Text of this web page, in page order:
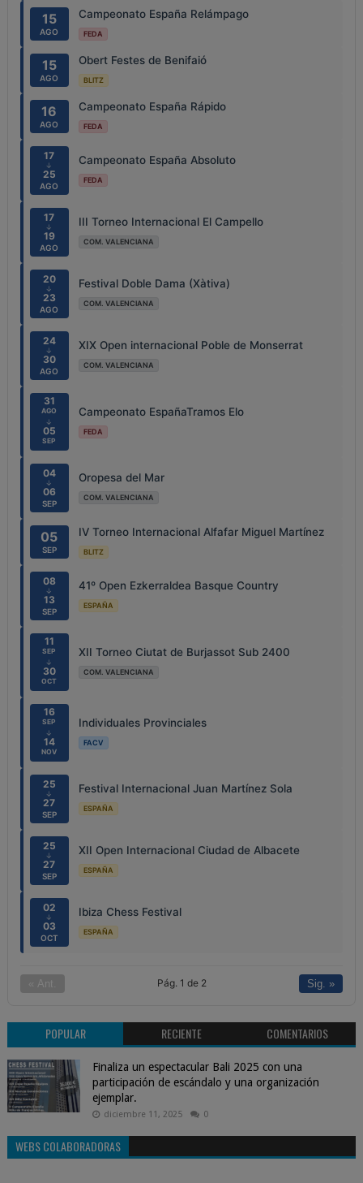
15
AGO
Campeonato España Relámpago
FEDA
15
AGO
Obert Festes de Benifaió
BLITZ
16
AGO
Campeonato España Rápido
FEDA
17
↓
25
AGO
Campeonato España Absoluto
FEDA
17
↓
19
AGO
III Torneo Internacional El Campello
COM. VALENCIANA
20
↓
23
AGO
Festival Doble Dama (Xàtiva)
COM. VALENCIANA
24
↓
30
AGO
XIX Open internacional Poble de Monserrat
COM. VALENCIANA
31
AGO
↓
05
SEP
Campeonato EspañaTramos Elo
FEDA
04
↓
06
SEP
Oropesa del Mar
COM. VALENCIANA
05
SEP
IV Torneo Internacional Alfafar Miguel Martínez
BLITZ
08
↓
13
SEP
41º Open Ezkerraldea Basque Country
ESPAÑA
11
SEP
↓
30
OCT
XII Torneo Ciutat de Burjassot Sub 2400
COM. VALENCIANA
16
SEP
↓
14
NOV
Individuales Provinciales
FACV
25
↓
27
SEP
Festival Internacional Juan Martínez Sola
ESPAÑA
25
↓
27
SEP
XII Open Internacional Ciudad de Albacete
ESPAÑA
02
↓
03
OCT
Ibiza Chess Festival
ESPAÑA
« Ant. Pág. 1 de 2 Sig. »
POPULAR RECIENTE COMENTARIOS
Finaliza un espectacular Bali 2025 con una
participación de escándalo y una organización
ejemplar.
diciembre 11, 2025 0
WEBS COLABORADORAS